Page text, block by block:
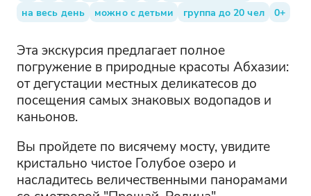
на весь день
можно с детьми группа до 20 чел 0+
Эта экскурсия предлагает полное
погружение в природные красоты Абхазии:
от дегустации местных деликатесов до
посещения самых знаковых водопадов и
каньонов.
Вы пройдете по висячему мосту, увидите
кристально чистое Голубое озеро и
насладитесь величественными панорамами